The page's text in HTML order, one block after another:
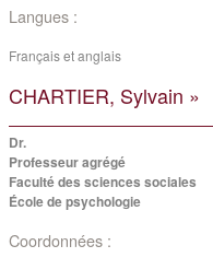
Langues :
Français et anglais
CHARTIER, Sylvain »
Dr.
Professeur agrégé
Faculté des sciences sociales
École de psychologie
Coordonnées :